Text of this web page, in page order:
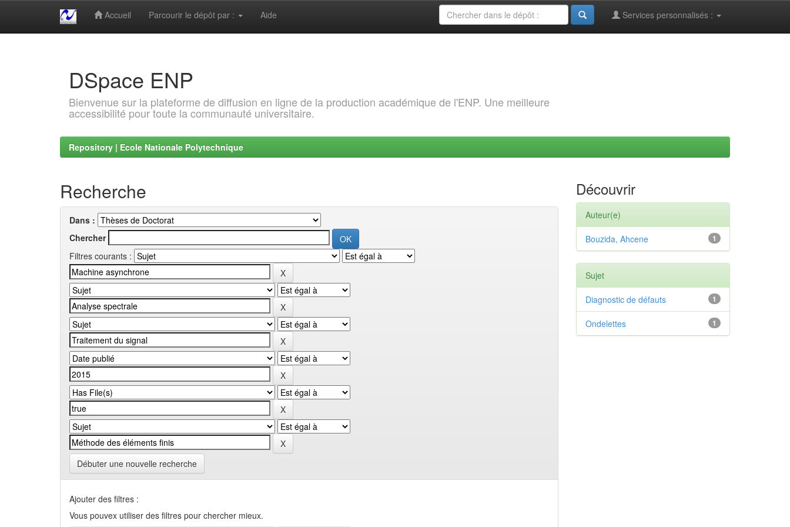
Accueil Parcourir le dépôt par : Aide Services personnalisés :
DSpace ENP
Bienvenue sur la plateforme de diffusion en ligne de la production académique de l'ENP. Une meilleure
accessibilité pour toute la communauté universitaire.
Repository | Ecole Nationale Polytechnique
Recherche
Dans :
Chercher
Filtres courants :
Débuter une nouvelle recherche
Ajouter des filtres :
Vous pouvex utiliser des filtres pour chercher mieux.
Découvrir
Auteur(e)
1
Bouzida, Ahcene
Sujet
1
Diagnostic de défauts
1
Ondelettes